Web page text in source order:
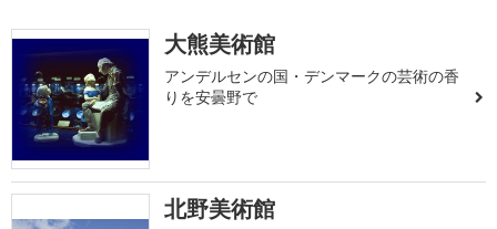
大熊美術館
アンデルセンの国・デンマークの芸術の香
りを安曇野で
北野美術館